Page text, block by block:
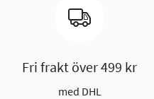
Fri frakt över 499 kr
med DHL